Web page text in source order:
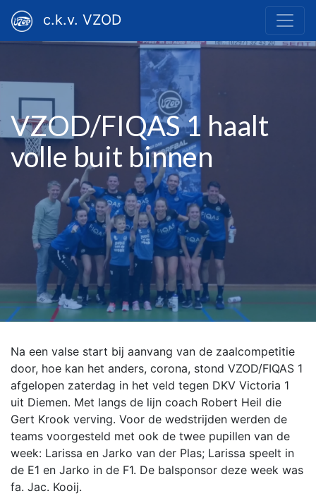
c.k.v. VZOD
VZOD/FIQAS 1 haalt
volle buit binnen
Na een valse start bij aanvang van de zaalcompetitie
door, hoe kan het anders, corona, stond VZOD/FIQAS 1
afgelopen zaterdag in het veld tegen DKV Victoria 1
uit Diemen. Met langs de lijn coach Robert Heil die
Gert Krook verving. Voor de wedstrijden werden de
teams voorgesteld met ook de twee pupillen van de
week: Larissa en Jarko van der Plas; Larissa speelt in
de E1 en Jarko in de F1. De balsponsor deze week was
fa. Jac. Kooij.